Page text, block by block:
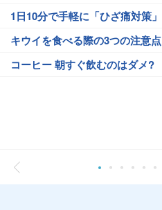
1日10分で手軽に「ひざ痛対策」
キウイを食べる際の3つの注意点
コーヒー 朝すぐ飲むのはダメ?